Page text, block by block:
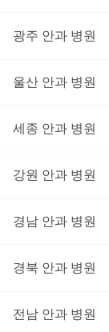
광주 안과 병원
울산 안과 병원
세종 안과 병원
강원 안과 병원
경남 안과 병원
경북 안과 병원
전남 안과 병원